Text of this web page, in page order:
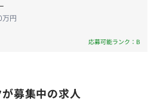
円
応募可能ランク：B
が募集中の求人